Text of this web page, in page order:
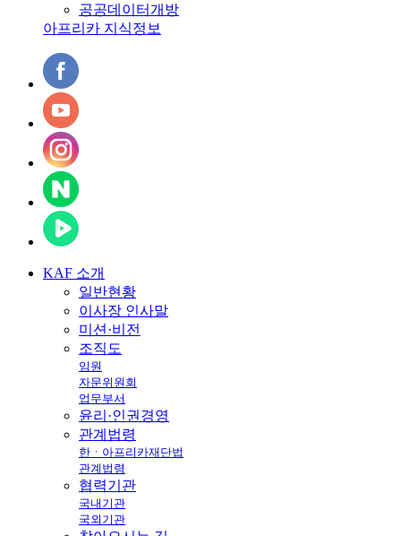
공공데이터개방
아프리카 지식정보
KAF 소개
일반현황
이사장 인사말
미션·비전
조직도
임원
자문위원회
업무부서
윤리·인권경영
관계법령
한ㆍ아프리카재단법
관계법령
협력기관
국내기관
국외기관